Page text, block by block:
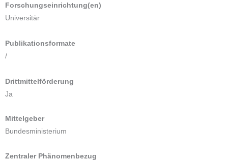
Forschungseinrichtung(en)
Universitär
Publikationsformate
/
Drittmittelförderung
Ja
Mittelgeber
Bundesministerium
Zentraler Phänomenbezug